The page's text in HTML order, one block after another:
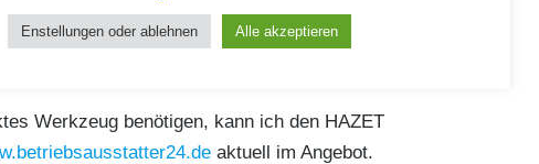
Knarre, ergonomische ausgereifte Griffe
ist teis gummiert, um auch auf schrägen
Werkzeug benötigen, kann ich den HAZET
aktuell im Angebot.
Enstellungen oder ablehnen Alle akzeptieren